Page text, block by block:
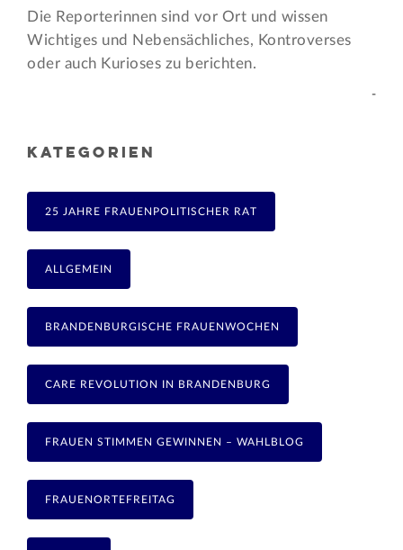
Die Reporterinnen sind vor Ort und wissen
Wichtiges und Nebensächliches, Kontroverses
oder auch Kurioses zu berichten.
-
KATEGORIEN
25 JAHRE FRAUENPOLITISCHER RAT
ALLGEMEIN
BRANDENBURGISCHE FRAUENWOCHEN
CARE REVOLUTION IN BRANDENBURG
FRAUEN STIMMEN GEWINNEN – WAHLBLOG
FRAUENORTEFREITAG